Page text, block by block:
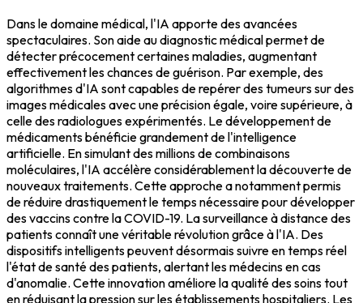
Dans le domaine médical, l'IA apporte des avancées
spectaculaires. Son aide au diagnostic médical permet de
détecter précocement certaines maladies, augmentant
effectivement les chances de guérison. Par exemple, des
algorithmes d'IA sont capables de repérer des tumeurs sur des
images médicales avec une précision égale, voire supérieure, à
celle des radiologues expérimentés. Le développement de
médicaments bénéficie grandement de l'intelligence
artificielle. En simulant des millions de combinaisons
moléculaires, l'IA accélère considérablement la découverte de
nouveaux traitements. Cette approche a notamment permis
de réduire drastiquement le temps nécessaire pour développer
des vaccins contre la COVID-19. La surveillance à distance des
patients connaît une véritable révolution grâce à l'IA. Des
dispositifs intelligents peuvent désormais suivre en temps réel
l'état de santé des patients, alertant les médecins en cas
d'anomalie. Cette innovation améliore la qualité des soins tout
en réduisant la pression sur les établissements hospitaliers. Les